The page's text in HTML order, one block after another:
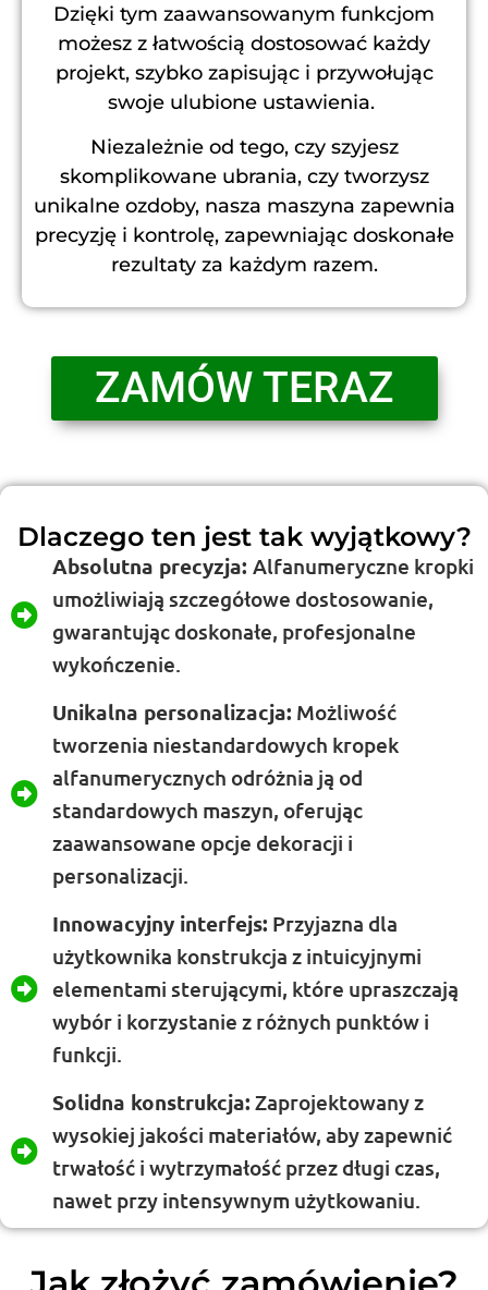
Dzięki tym zaawansowanym funkcjom
możesz z łatwością dostosować każdy
projekt, szybko zapisując i przywołując
swoje ulubione ustawienia.
Niezależnie od tego, czy szyjesz
skomplikowane ubrania, czy tworzysz
unikalne ozdoby, nasza maszyna zapewnia
precyzję i kontrolę, zapewniając doskonałe
rezultaty za każdym razem.
ZAMÓW TERAZ
Dlaczego ten jest tak wyjątkowy?
Absolutna precyzja:Alfanumeryczne kropki
umożliwiają szczegółowe dostosowanie,
gwarantując doskonałe, profesjonalne
wykończenie.
Unikalna personalizacja: Możliwość
tworzenia niestandardowych kropek
alfanumerycznych odróżnia ją od
standardowych maszyn, oferując
zaawansowane opcje dekoracji i
personalizacji.
Innowacyjny interfejs: Przyjazna dla
użytkownika konstrukcja z intuicyjnymi
elementami sterującymi, które upraszczają
wybór i korzystanie z różnych punktów i
funkcji.
Solidna konstrukcja: Zaprojektowany z
wysokiej jakości materiałów, aby zapewnić
trwałość i wytrzymałość przez długi czas,
nawet przy intensywnym użytkowaniu.